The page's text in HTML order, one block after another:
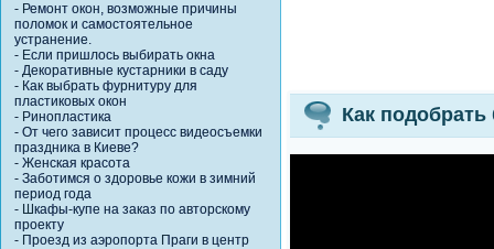
- Ремонт окон, возможные причины
поломок и самостоятельное
устранение.
- Если пришлось выбирать окна
- Декоративные кустарники в саду
- Как выбрать фурнитуру для
пластиковых окон
- Ринопластика
- От чего зависит процесс видеосъемки
праздника в Киеве?
- Женская красота
- Заботимся о здоровье кожи в зимний
период года
- Шкафы-купе на заказ по авторскому
проекту
- Проезд из аэропорта Праги в центр
Как